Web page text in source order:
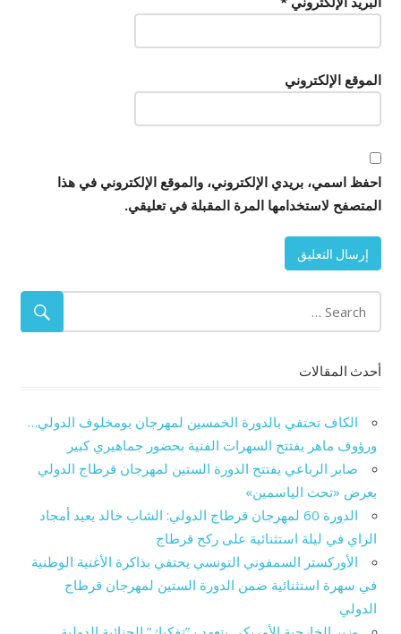
الموقع الإلكتروني
احفظ اسمي، بريدي الإلكتروني، والموقع الإلكتروني في هذا
المتصفح لاستخدامها المرة المقبلة في تعليقي.
أحدث المقالات
الكاف تحتفي بالدورة الخمسين لمهرجان بومخلوف الدولي…
ورؤوف ماهر يفتتح السهرات الفنية بحضور جماهيري كبير
صابر الرباعي يفتتح الدورة الستين لمهرجان قرطاج الدولي
بعرض «تحت الياسمين»
الدورة 60 لمهرجان قرطاج الدولي: الشاب خالد يعيد أمجاد
الراي في ليلة استثنائية على ركح قرطاج
الأوركستر السمفوني التونسي يحتفي بذاكرة الأغنية الوطنية
في سهرة استثنائية ضمن الدورة الستين لمهرجان قرطاج
الدولي